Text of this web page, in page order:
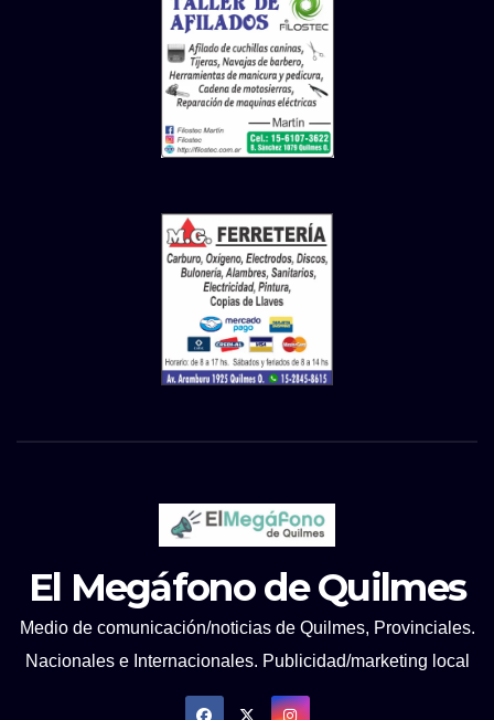
El Megáfono de Quilmes
Medio de comunicación/noticias de Quilmes, Provinciales.
Nacionales e Internacionales. Publicidad/marketing local